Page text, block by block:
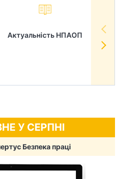
Актуальність НПАОП
У СЕРПНІ
Безпека праці